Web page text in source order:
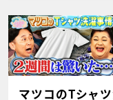
マツコのTシャ